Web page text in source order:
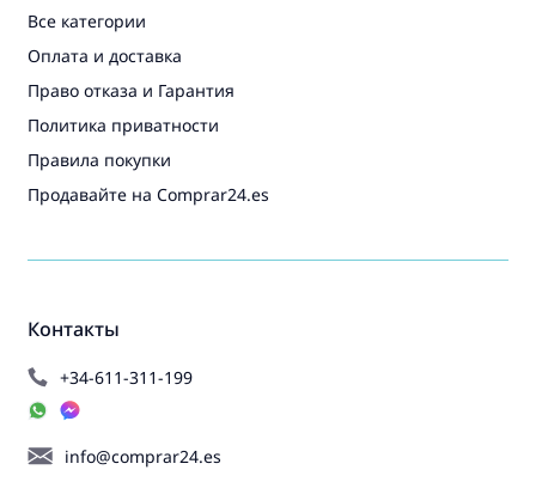
Контакты
+34-611-311-199
info@comprar24.es
Все категории
Оплата и доставка
Право отказа и Гарантия
Политика приватности
Правила покупки
Продавайте на Comprar24.es